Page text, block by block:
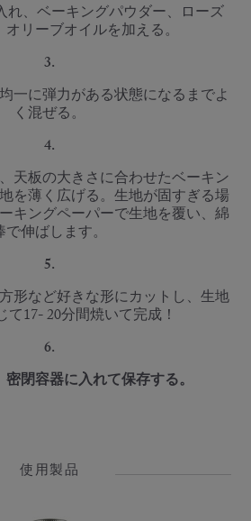
れ、ベーキングパウダー、ローズ
リーブオイルを加える。
3.
一に弾力がある状態になるまでよ
く混ぜる。
4.
天板の大きさに合わせたベーキン
を薄く広げる。生地が固すぎる場
キングペーパーで生地を覆い、綿
で伸ばします。
5.
形など好きな形にカットし、生地
17- 20分間焼いて完成！
6.
閉容器に入れて保存する。
使用製品